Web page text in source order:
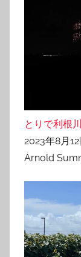
とりで利根
2023年8月12
Arnold